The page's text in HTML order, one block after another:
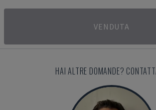
VENDUTA
HAI ALTRE DOMANDE?